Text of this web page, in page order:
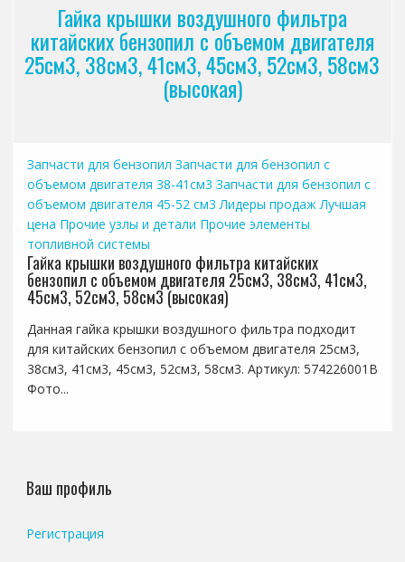
Гайка крышки воздушного фильтра
китайских бензопил с объемом двигателя
25см3, 38см3, 41см3, 45см3, 52см3, 58см3
(высокая)
Запчасти для бензопил Запчасти для бензопил с
объемом двигателя 38-41см3 Запчасти для бензопил с
объемом двигателя 45-52 см3 Лидеры продаж Лучшая
цена Прочие узлы и детали Прочие элементы
топливной системы
Гайка крышки воздушного фильтра китайских
бензопил с объемом двигателя 25см3, 38см3, 41см3,
45см3, 52см3, 58см3 (высокая)
Данная гайка крышки воздушного фильтра подходит
для китайских бензопил с объемом двигателя 25см3,
38см3, 41см3, 45см3, 52см3, 58см3. Артикул: 574226001B
Фото...
Ваш профиль
Регистрация